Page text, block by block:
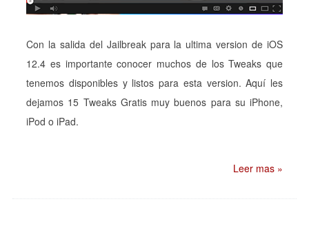
Con la salida del Jailbreak para la ultima version de iOS
12.4 es importante conocer muchos de los Tweaks que
tenemos disponibles y listos para esta version. Aquí les
dejamos 15 Tweaks Gratis muy buenos para su iPhone,
iPod o iPad.
Leer mas »